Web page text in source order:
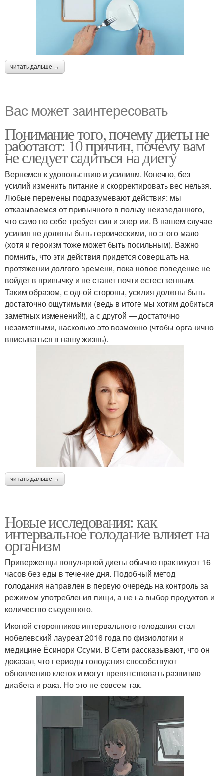
читать дальше →
Вас может заинтересовать
Понимание того, почему диеты не
работают: 10 причин, почему вам
не следует садиться на диету
Вернемся к удовольствию и усилиям. Конечно, без
усилий изменить питание и скорректировать вес нельзя.
Любые перемены подразумевают действия: мы
отказываемся от привычного в пользу неизведанного,
что само по себе требует сил и энергии. В нашем случае
усилия не должны быть героическими, но этого мало
(хотя и героизм тоже может быть посильным). Важно
помнить, что эти действия придется совершать на
протяжении долгого времени, пока новое поведение не
войдет в привычку и не станет почти естественным.
Таким образом, с одной стороны, усилия должны быть
достаточно ощутимыми (ведь в итоге мы хотим добиться
заметных изменений!), а с другой — достаточно
незаметными, насколько это возможно (чтобы органично
вписываться в нашу жизнь).
читать дальше →
Новые исследования: как
интервальное голодание влияет на
организм
Приверженцы популярной диеты обычно практикуют 16
часов без еды в течение дня. Подобный метод
голодания направлен в первую очередь на контроль за
режимом употребления пищи, а не на выбор продуктов и
количество съеденного.
Иконой сторонников интервального голодания стал
нобелевский лауреат 2016 года по физиологии и
медицине Ёсинори Осуми. В Сети рассказывают, что он
доказал, что периоды голодания способствуют
обновлению клеток и могут препятствовать развитию
диабета и рака. Но это не совсем так.